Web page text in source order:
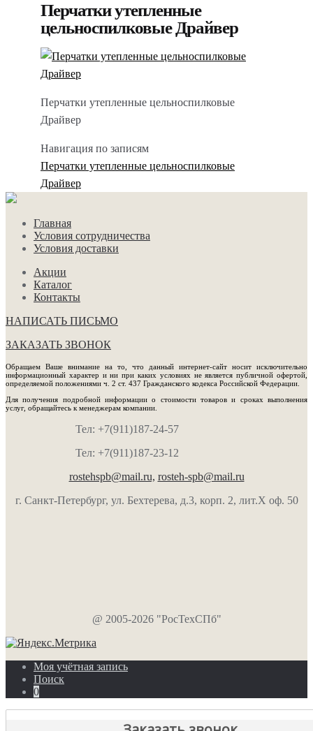
Перчатки утепленные
цельноспилковые Драйвер
Перчатки утепленные цельноспилковые
Драйвер
Навигация по записям
Перчатки утепленные цельноспилковые
Драйвер
Главная
Условия сотрудничества
Условия доставки
Акции
Каталог
Контакты
НАПИСАТЬ ПИСЬМО
ЗАКАЗАТЬ ЗВОНОК
Обращаем Ваше внимание на то, что данный интернет-сайт носит исключительно
информационный характер и ни при каких условиях не является публичной офертой,
определяемой положениями ч. 2 ст. 437 Гражданского кодекса Российской Федерации.
Для получения подробной информации о стоимости товаров и сроках выполнения
услуг, обращайтесь к менеджерам компании.
Тел: +7(911)187-24-57
Тел: +7(911)187-23-12
rostehspb@mail.ru, rosteh-spb@mail.ru
г. Санкт-Петербург, ул. Бехтерева, д.3, корп. 2, лит.Х оф. 50
@ 2005-2026 "РосТехСПб"
Моя учётная запись
Поиск
0